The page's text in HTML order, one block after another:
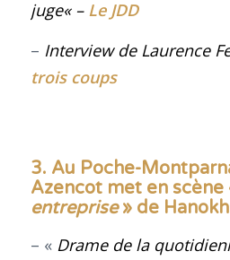
juge« – Le JDD
– Interview de Laurence
trois coups
3. Au Poche-
Azencot met en scène
entreprise» de
– « Drame de la